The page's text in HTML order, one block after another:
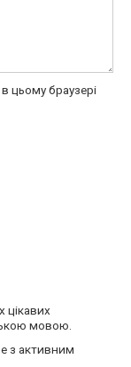
цьому браузері
цікавих
мовою.
з активним